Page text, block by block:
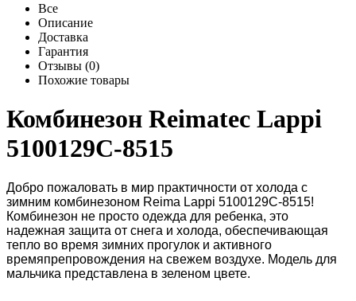
Все
Описание
Доставка
Гарантия
Отзывы (0)
Похожие товары
Комбинезон Reimatec Lappi
5100129C-8515
Добро пожаловать в мир практичности от холода с
зимним комбинезоном Reima Lappi 5100129C-8515!
Комбинезон не просто одежда для ребенка, это
надежная защита от снега и холода, обеспечивающая
тепло во время зимних прогулок и активного
времяпрепровождения на свежем воздухе. Модель для
мальчика представлена в зеленом цвете.